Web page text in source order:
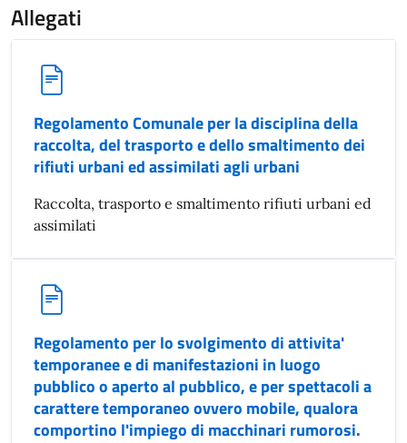
Allegati
Regolamento Comunale per la disciplina della
raccolta, del trasporto e dello smaltimento dei
rifiuti urbani ed assimilati agli urbani
Raccolta, trasporto e smaltimento rifiuti urbani ed
assimilati
Regolamento per lo svolgimento di attivita'
temporanee e di manifestazioni in luogo
pubblico o aperto al pubblico, e per spettacoli a
carattere temporaneo ovvero mobile, qualora
comportino l'impiego di macchinari rumorosi.